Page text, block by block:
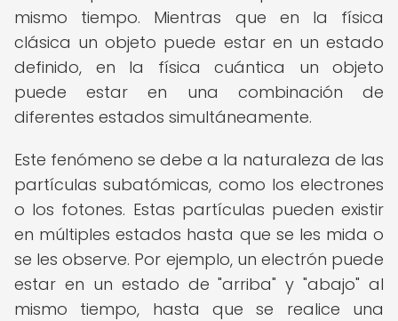
mismo tiempo. Mientras que en la física
clásica un objeto puede estar en un estado
definido, en la física cuántica un objeto
puede estar en una combinación de
diferentes estados simultáneamente.
Este fenómeno se debe a la naturaleza de las
partículas subatómicas, como los electrones
o los fotones. Estas partículas pueden existir
en múltiples estados hasta que se les mida o
se les observe. Por ejemplo, un electrón puede
estar en un estado de "arriba" y "abajo" al
mismo tiempo, hasta que se realice una